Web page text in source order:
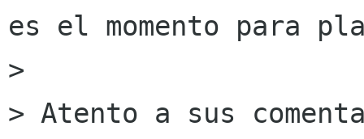
es el momento para
>
> Atento a sus